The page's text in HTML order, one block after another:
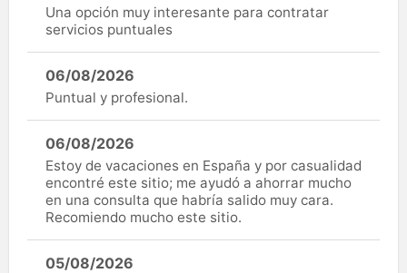
Una opción muy interesante para contratar
servicios puntuales
06/08/2026
Puntual y profesional.
06/08/2026
Estoy de vacaciones en España y por casualidad
encontré este sitio; me ayudó a ahorrar mucho
en una consulta que habría salido muy cara.
Recomiendo mucho este sitio.
05/08/2026